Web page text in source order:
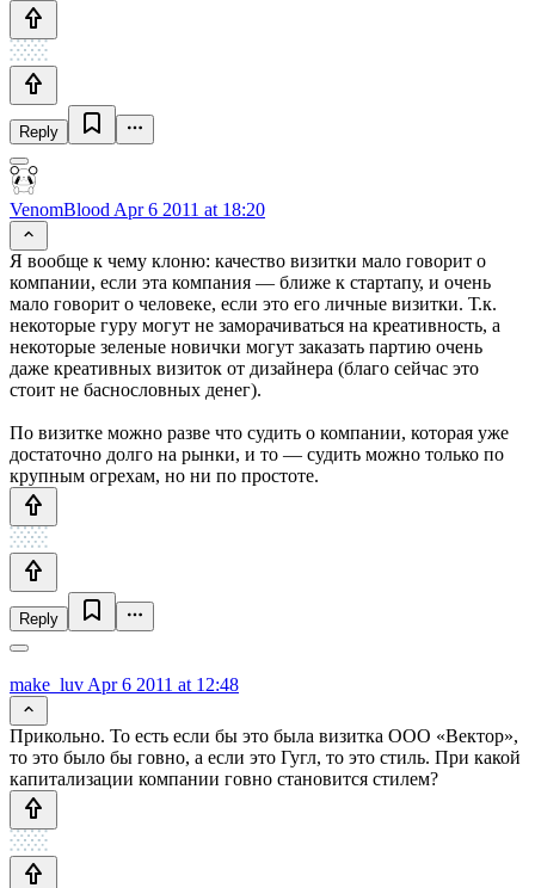
Reply
VenomBlood Apr 6 2011 at 18:20
Я вообще к чему клоню: качество визитки мало говорит о
компании, если эта компания — ближе к стартапу, и очень
мало говорит о человеке, если это его личные визитки. Т.к.
некоторые гуру могут не заморачиваться на креативность, а
некоторые зеленые новички могут заказать партию очень
даже креативных визиток от дизайнера (благо сейчас это
стоит не баснословных денег).
По визитке можно разве что судить о компании, которая уже
достаточно долго на рынки, и то — судить можно только по
крупным огрехам, но ни по простоте.
Reply
make_luv Apr 6 2011 at 12:48
Прикольно. То есть если бы это была визитка ООО «Вектор»,
то это было бы говно, а если это Гугл, то это стиль. При какой
капитализации компании говно становится стилем?